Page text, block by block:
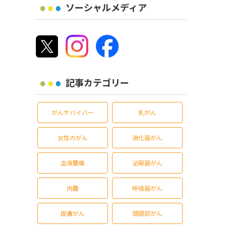
ソーシャルメディア
記事カテゴリー
がんサバイバー 乳がん
女性のがん 消化器がん
血液腫瘍 泌尿器がん
肉腫 呼吸器がん
皮膚がん 頭頸部がん